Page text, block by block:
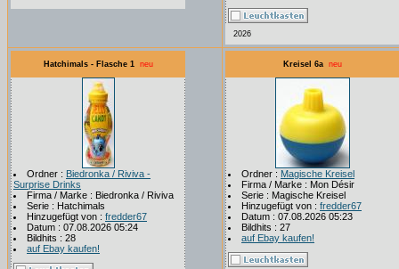
2026
Hatchimals - Flasche 1 neu
Ordner : Biedronka / Riviva -
Surprise Drinks
Firma / Marke : Biedronka / Riviva
Serie : Hatchimals
Hinzugefügt von : fredder67
Datum : 07.08.2026 05:24
Bildhits : 28
auf Ebay kaufen!
Kreisel 6a neu
Ordner : Magische Kreisel
Firma / Marke : Mon Désir
Serie : Magische Kreisel
Hinzugefügt von : fredder67
Datum : 07.08.2026 05:23
Bildhits : 27
auf Ebay kaufen!